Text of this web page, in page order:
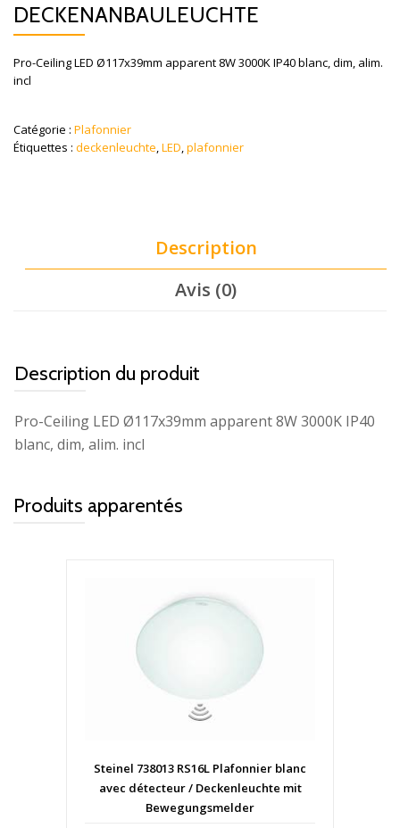
DECKENANBAULEUCHTE
Pro-Ceiling LED Ø117x39mm apparent 8W 3000K IP40 blanc, dim, alim.
incl
Catégorie : Plafonnier
Étiquettes : deckenleuchte,LED,plafonnier
Description
Avis (0)
Description du produit
Pro-Ceiling LED Ø117x39mm apparent 8W 3000K IP40
blanc, dim, alim. incl
Produits apparentés
Steinel 738013 RS16L Plafonnier blanc
avec détecteur / Deckenleuchte mit
Bewegungsmelder